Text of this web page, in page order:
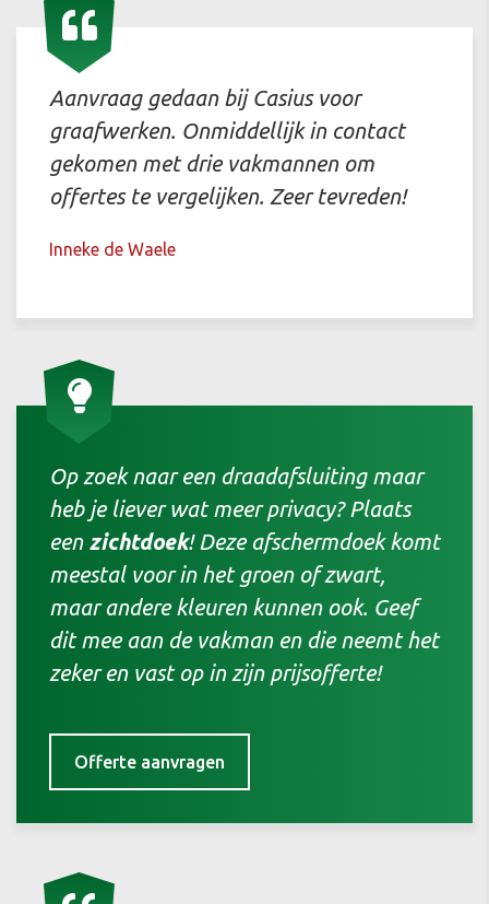
Aanvraag gedaan bij Casius voor
graafwerken. Onmiddellijk in contact
gekomen met drie vakmannen om
offertes te vergelijken. Zeer tevreden!
Inneke de Waele
Op zoek naar een draadafsluiting maar
heb je liever wat meer privacy? Plaats
een zichtdoek! Deze afschermdoek komt
meestal voor in het groen of zwart,
maar andere kleuren kunnen ook. Geef
dit mee aan de vakman en die neemt het
zeker en vast op in zijn prijsofferte!
Offerte aanvragen